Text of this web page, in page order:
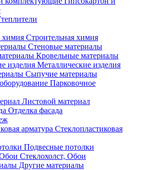
Строительная химия
Стеновые материалы
Кровельные материалы
Металлические изделия
Сыпучие материалы
Парковочное
Листовой материал
Отделка фасада
Стеклопластиковая
Подвесные потолки
Стеклохолст, Обои
Другие материалы